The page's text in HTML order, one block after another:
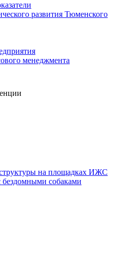
развития Тюменского
менеджмента
на площадках ИЖС
собаками